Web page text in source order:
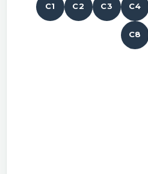
C1 C2 C3 C4
C8